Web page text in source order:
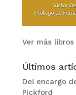
Ver más libros
Últimos
Del encargo
Pickford